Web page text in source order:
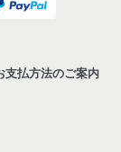
支払方法のご案内